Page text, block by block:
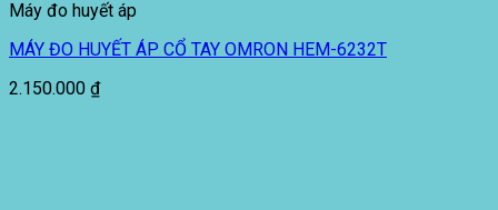
Máy đo huyết áp
MÁY ĐO HUYẾT ÁP CỔ TAY OMRON HEM-6232T
2.150.000 ₫